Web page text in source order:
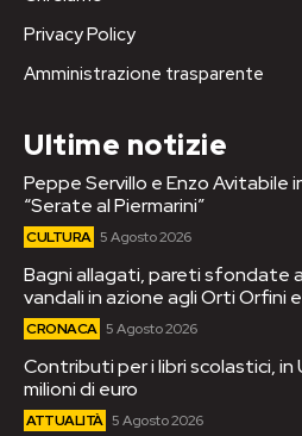
Privacy Policy
Amministrazione trasparente
Ultime notizie
Peppe Servillo e Enzo Avitabile
“Serate al Piermarini”
CULTURA 5 Agosto 2026
Bagni allagati, pareti sfondate
vandali in azione agli Orti Orfini
CRONACA 5 Agosto 2026
Contributi per i libri scolastici, in
milioni di euro
ATTUALITÀ 5 Agosto 2026